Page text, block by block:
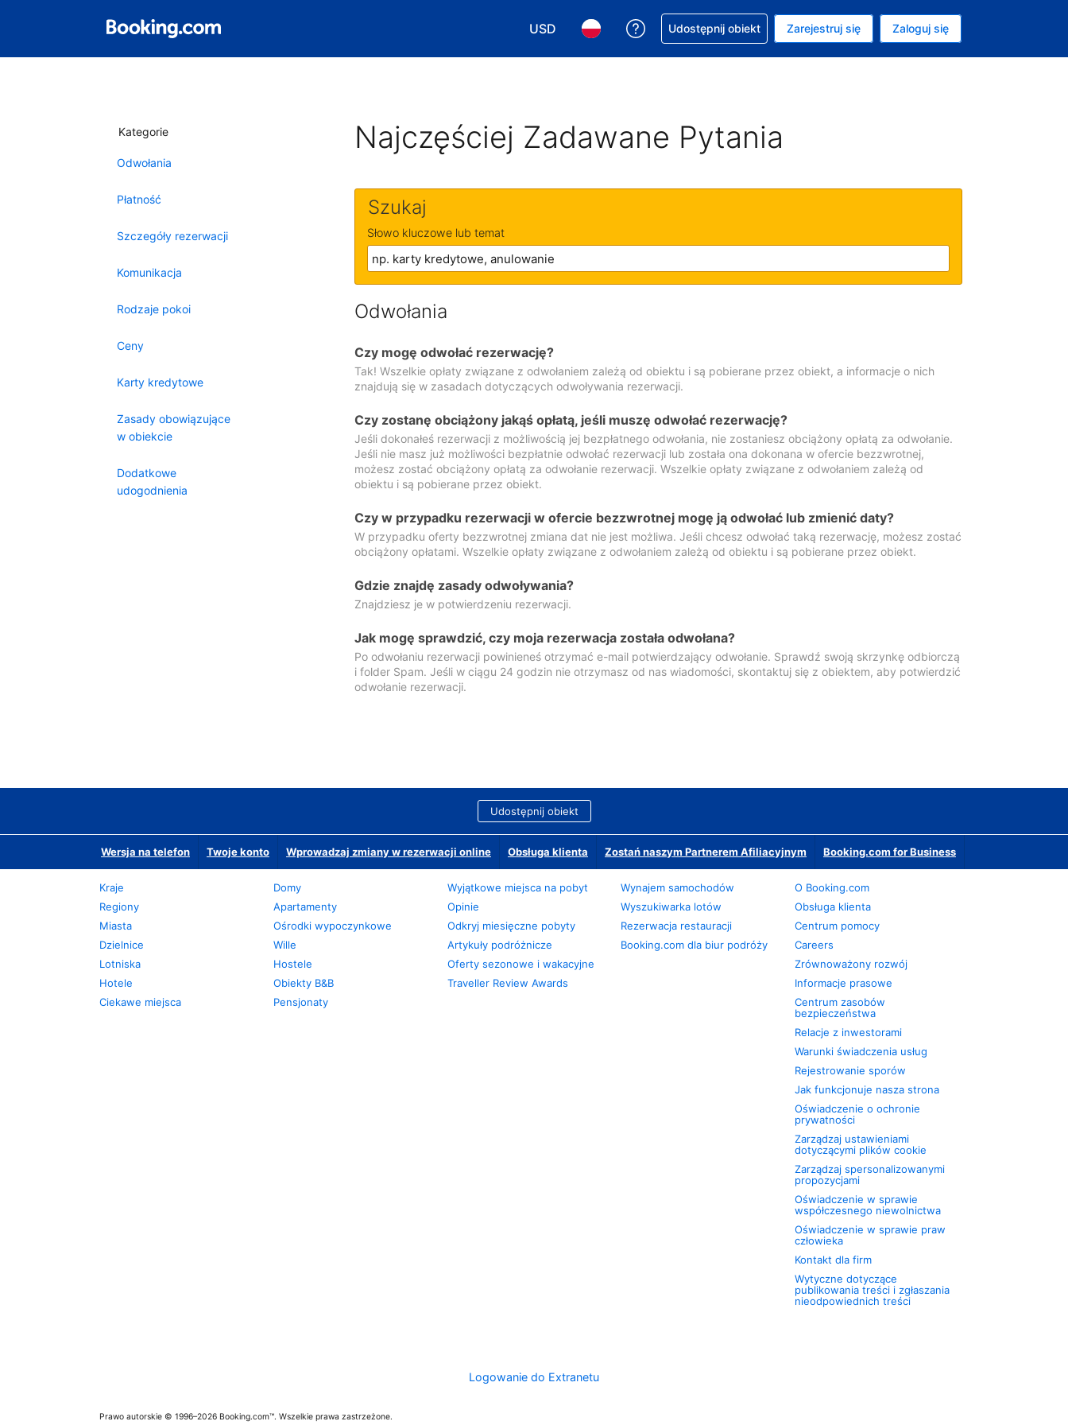
USD
Wybierz walutę. Wybrana waluta to Dolar amerykański
Wybierz język. Wybrany język to Polski
Uzyskaj pomoc w sprawie rezerwacji
Udostępnij obiekt Zarejestruj się Zaloguj się
Kategorie
Odwołania
Płatność
Szczegóły rezerwacji
Komunikacja
Rodzaje pokoi
Ceny
Karty kredytowe
Zasady obowiązujące
w obiekcie
Dodatkowe
udogodnienia
Najczęściej Zadawane Pytania
Szukaj
Słowo kluczowe lub temat
Odwołania
Czy mogę odwołać rezerwację?
Tak! Wszelkie opłaty związane z odwołaniem zależą od obiektu i są pobierane przez obiekt, a informacje o nich
znajdują się w zasadach dotyczących odwoływania rezerwacji.
Czy zostanę obciążony jakąś opłatą, jeśli muszę odwołać rezerwację?
Jeśli dokonałeś rezerwacji z możliwością jej bezpłatnego odwołania, nie zostaniesz obciążony opłatą za odwołanie.
Jeśli nie masz już możliwości bezpłatnie odwołać rezerwacji lub została ona dokonana w ofercie bezzwrotnej,
możesz zostać obciążony opłatą za odwołanie rezerwacji. Wszelkie opłaty związane z odwołaniem zależą od
obiektu i są pobierane przez obiekt.
Czy w przypadku rezerwacji w ofercie bezzwrotnej mogę ją odwołać lub zmienić daty?
W przypadku oferty bezzwrotnej zmiana dat nie jest możliwa. Jeśli chcesz odwołać taką rezerwację, możesz zostać
obciążony opłatami. Wszelkie opłaty związane z odwołaniem zależą od obiektu i są pobierane przez obiekt.
Gdzie znajdę zasady odwoływania?
Znajdziesz je w potwierdzeniu rezerwacji.
Jak mogę sprawdzić, czy moja rezerwacja została odwołana?
Po odwołaniu rezerwacji powinieneś otrzymać e-mail potwierdzający odwołanie. Sprawdź swoją skrzynkę odbiorczą
i folder Spam. Jeśli w ciągu 24 godzin nie otrzymasz od nas wiadomości, skontaktuj się z obiektem, aby potwierdzić
odwołanie rezerwacji.
Udostępnij obiekt
Wersja na telefon Twoje konto Wprowadzaj zmiany w rezerwacji online Obsługa klienta Zostań naszym Partnerem Afiliacyjnym Booking.com for Business
Kraje
Regiony
Miasta
Dzielnice
Lotniska
Hotele
Ciekawe miejsca
Domy
Apartamenty
Ośrodki wypoczynkowe
Wille
Hostele
Obiekty B&B
Pensjonaty
Wyjątkowe miejsca na pobyt
Opinie
Odkryj miesięczne pobyty
Artykuły podróżnicze
Oferty sezonowe i wakacyjne
Traveller Review Awards
Wynajem samochodów
Wyszukiwarka lotów
Rezerwacja restauracji
Booking.com dla biur podróży
O Booking.com
Obsługa klienta
Centrum pomocy
Careers
Zrównoważony rozwój
Informacje prasowe
Centrum zasobów
bezpieczeństwa
Relacje z inwestorami
Warunki świadczenia usług
Rejestrowanie sporów
Jak funkcjonuje nasza strona
Oświadczenie o ochronie
prywatności
Zarządzaj ustawieniami
dotyczącymi plików cookie
Zarządzaj spersonalizowanymi
propozycjami
Oświadczenie w sprawie
współczesnego niewolnictwa
Oświadczenie w sprawie praw
człowieka
Kontakt dla firm
Wytyczne dotyczące
publikowania treści i zgłaszania
nieodpowiednich treści
Logowanie do Extranetu
Prawo autorskie © 1996–2026 Booking.com™. Wszelkie prawa zastrzeżone.